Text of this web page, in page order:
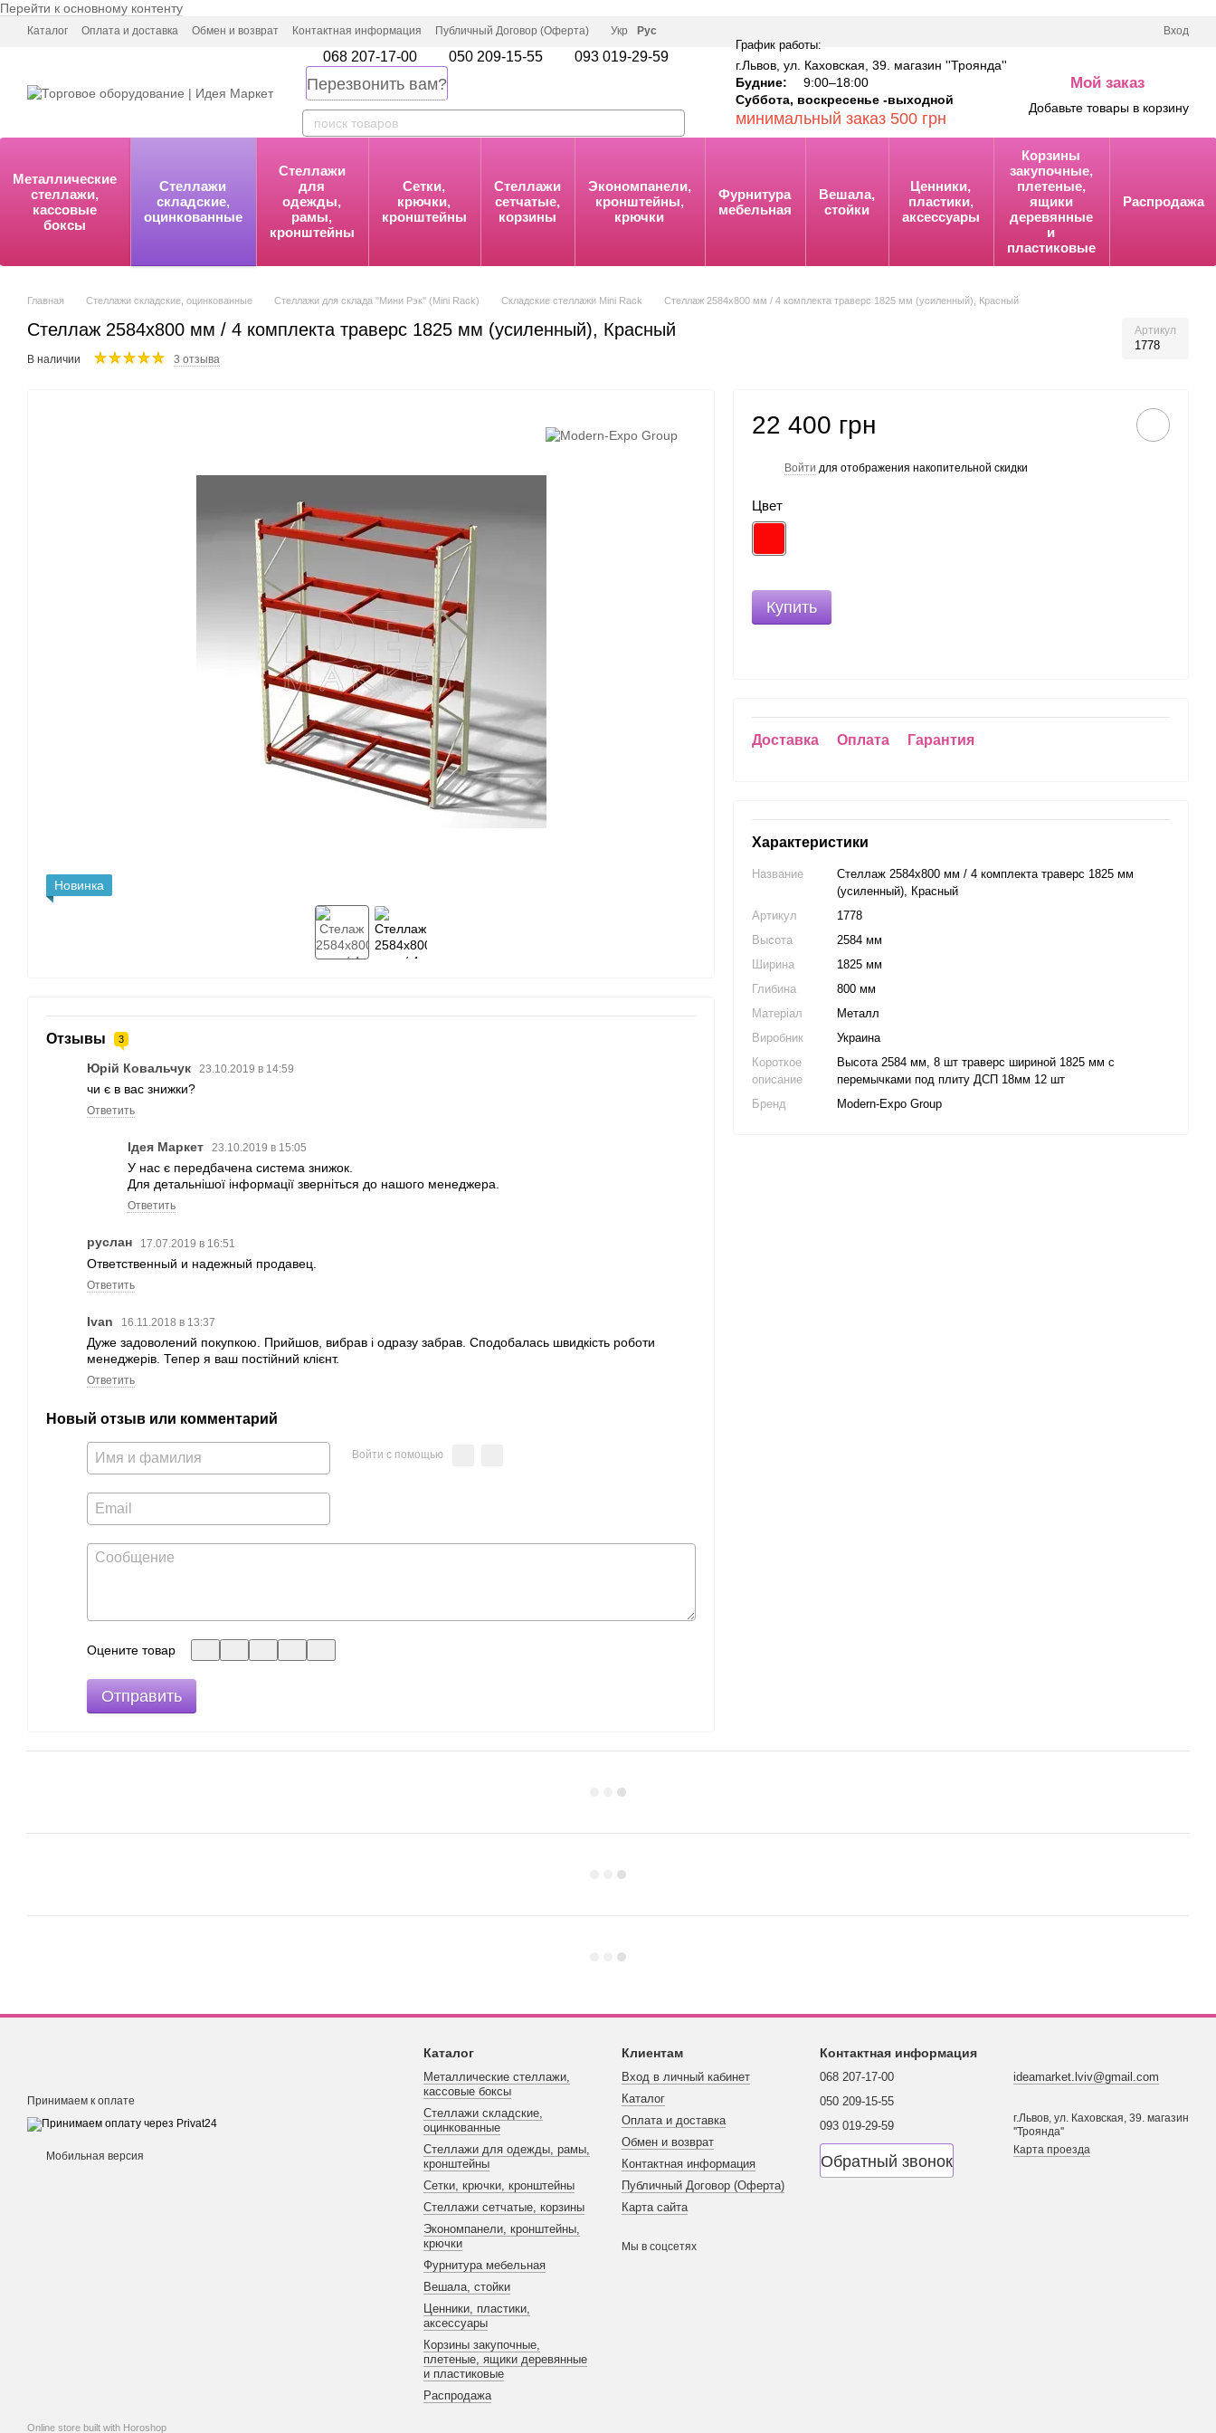
Перейти к основному контенту
Каталог Оплата и доставка Обмен и возврат Контактная информация Публичный Договор (Оферта) Укр Рус Вход
068 207-17-00 050 209-15-55 093 019-29-59
Перезвонить вам?
График работы:
г.Львов, ул. Каховская, 39. магазин ''Троянда''
Будние:
9:00–18:00
Суббота, воскресенье -выходной
минимальный заказ 500 грн
Мой заказ
Добавьте товары в корзину
Металлические
стеллажи,
кассовые
боксы
Стеллажи
складские,
оцинкованные
Стеллажи
для
одежды,
рамы,
кронштейны
Сетки,
крючки,
кронштейны
Стеллажи
сетчатые,
корзины
Экономпанели,
кронштейны,
крючки
Фурнитура
мебельная
Вешала,
стойки
Ценники,
пластики,
аксессуары
Корзины
закупочные,
плетеные,
ящики
деревянные
и
пластиковые
Распродажа
Главная Стеллажи складские, оцинкованные Стеллажи для склада ''Мини Рэк'' (Mini Rack) Складские стеллажи Mini Rack Стеллаж 2584х800 мм / 4 комплекта траверс 1825 мм (усиленный), Красный
Стеллаж 2584х800 мм / 4 комплекта траверс 1825 мм (усиленный), Красный Артикул
1778
В наличии 3 отзыва
Новинка
Отзывы 3
Юрій Ковальчук 23.10.2019 в 14:59
чи є в вас знижки?
Ответить
Ідея Маркет 23.10.2019 в 15:05
У нас є передбачена система знижок.
Для детальнішої інформації зверніться до нашого менеджера.
Ответить
руслан 17.07.2019 в 16:51
Ответственный и надежный продавец.
Ответить
Ivan 16.11.2018 в 13:37
Дуже задоволений покупкою. Прийшов, вибрав і одразу забрав. Сподобалась швидкість роботи
менеджерів. Тепер я ваш постійний клієнт.
Ответить
Новый отзыв или комментарий
Войти с помощью
Оцените товар
Отправить
22 400 грн
Войти для отображения накопительной скидки
Цвет
Купить
Доставка Оплата Гарантия
Характеристики
Название
Стеллаж 2584х800 мм / 4 комплекта траверс 1825 мм
(усиленный), Красный
Артикул
1778
Высота
2584 мм
Ширина
1825 мм
Глибина
800 мм
Матеріал
Металл
Виробник
Украина
Короткое
описание
Высота 2584 мм, 8 шт траверс шириной 1825 мм с
перемычками под плиту ДСП 18мм 12 шт
Бренд
Modern-Eхро Group
Принимаем к оплате
Мобильная версия
Online store built with Horoshop
Каталог
Металлические стеллажи,
кассовые боксы
Стеллажи складские,
оцинкованные
Стеллажи для одежды, рамы,
кронштейны
Сетки, крючки, кронштейны
Стеллажи сетчатые, корзины
Экономпанели, кронштейны,
крючки
Фурнитура мебельная
Вешала, стойки
Ценники, пластики,
аксессуары
Корзины закупочные,
плетеные, ящики деревянные
и пластиковые
Распродажа
Клиентам
Вход в личный кабинет
Каталог
Оплата и доставка
Обмен и возврат
Контактная информация
Публичный Договор (Оферта)
Карта сайта
Мы в соцсетях
Контактная информация
068 207-17-00
050 209-15-55
093 019-29-59
Обратный звонок
ideamarket.lviv@gmail.com
г.Львов, ул. Каховская, 39. магазин
''Троянда''
Карта проезда